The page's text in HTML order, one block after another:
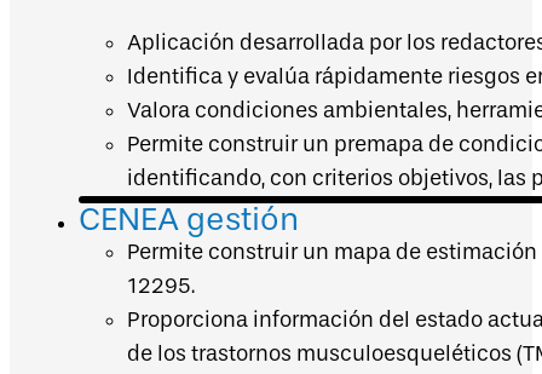
Aplicación desarrollada por los
Identifica y evalúa rápidamente riesgos
Valora condiciones ambientales,
Permite construir un premapa de
identificando, con criterios objetivos, las
CENEA gestión
Permite construir un mapa de
12295.
Proporciona información del estado
de los trastornos musculoesqueléticos